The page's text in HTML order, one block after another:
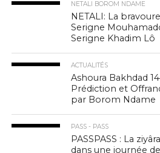
NETALI BOROM NDAME
NETALI: La
Serigne
Serigne Khadim Lô
ACTUALITÉS
Ashoura Bakhdad
Prédiction et
par Borom Ndame
PASS - PASS
PASSPASS : La
dans une journée